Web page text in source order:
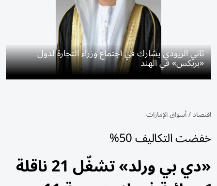
ثاني الزيودي يشارك في اجتماع وزراء التجارة لدول
«بريكس» في الهند
اقتصاد/أسواق الإمارات
خفضت التكاليف 50%
«دي بي ورلد» تشغّل 21 ناقلة